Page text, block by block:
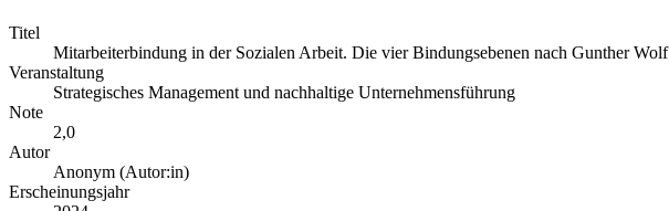
Titel
Mitarbeiterbindung in der Sozialen Arbeit. Die vier Bindungsebenen nach Gunther
Veranstaltung
Strategisches Management und nachhaltige Unternehmensführung
Note
2,0
Autor
Anonym (Autor:in)
Erscheinungsjahr